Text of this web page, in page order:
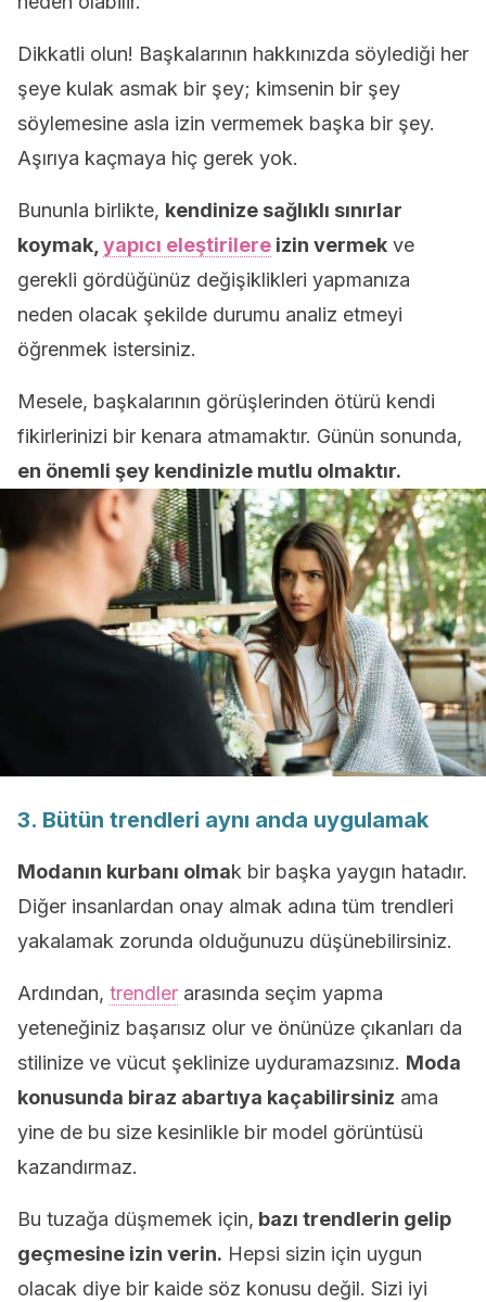
Dikkatli olun! Başkalarının hakkınızda söylediği her
şeye kulak asmak bir şey; kimsenin bir şey
söylemesine asla izin vermemek başka bir şey.
Aşırıya kaçmaya hiç gerek yok.
Bununla birlikte, kendinize sağlıklı sınırlar
koymak, yapıcı eleştirilere izin vermek ve
gerekli gördüğünüz değişiklikleri yapmanıza
neden olacak şekilde durumu analiz etmeyi
öğrenmek istersiniz.
Mesele, başkalarının görüşlerinden ötürü kendi
fikirlerinizi bir kenara atmamaktır. Günün sonunda,
en önemli şey kendinizle mutlu olmaktır.
3. Bütün trendleri aynı anda uygulamak
Modanın kurbanı olmak bir başka yaygın hatadır.
Diğer insanlardan onay almak adına tüm trendleri
yakalamak zorunda olduğunuzu düşünebilirsiniz.
Ardından, trendler arasında seçim yapma
yeteneğiniz başarısız olur ve önünüze çıkanları da
stilinize ve vücut şeklinize uyduramazsınız. Moda
konusunda biraz abartıya kaçabilirsiniz ama
yine de bu size kesinlikle bir model görüntüsü
kazandırmaz.
Bu tuzağa düşmemek için, bazı trendlerin gelip
geçmesine izin verin. Hepsi sizin için uygun
olacak diye bir kaide söz konusu değil. Sizi iyi